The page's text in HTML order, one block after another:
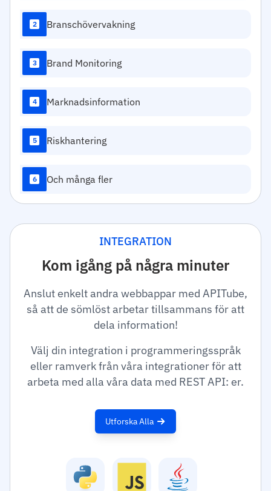
2 Branschövervakning
3 Brand Monitoring
4 Marknadsinformation
5 Riskhantering
6 Och många fler
INTEGRATION
Kom igång på några minuter
Anslut enkelt andra webbappar med APITube,
så att de sömlöst arbetar tillsammans för att
dela information!
Välj din integration i programmeringsspråk
eller ramverk från våra integrationer för att
arbeta med alla våra data med REST API: er.
Utforska Alla